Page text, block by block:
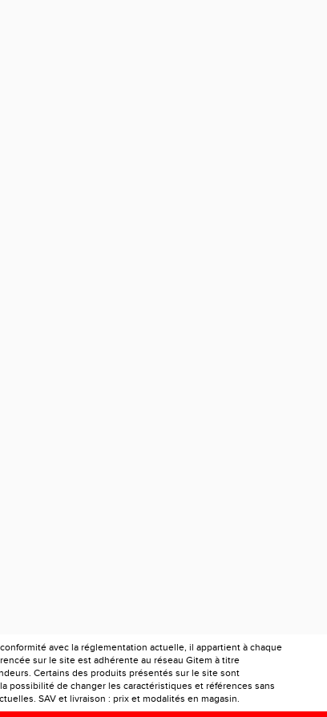
avec la réglementation actuelle, il appartient à chaque
sur le site est adhérente au réseau Gitem à titre
Certains des produits présentés sur le site sont
possibilité de changer les caractéristiques et références sans
SAV et livraison : prix et modalités en magasin.